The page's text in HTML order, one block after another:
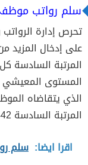
سلم رواتب
تحرص إدارة
على إدخال المزيد
المرتبة السادسة
المستوى المعيشي
الذي يتقاضاه
المرتبة السادسة 1442 وهو على النحو التالي:
اقرا ايضا: سلم